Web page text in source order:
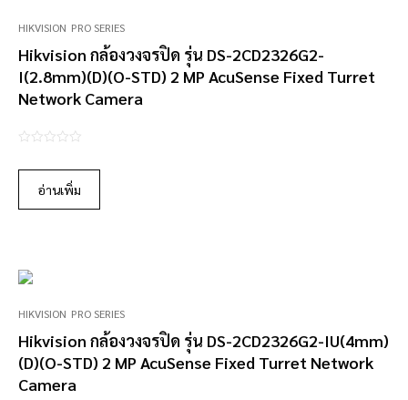
HIKVISION PRO SERIES
Hikvision กล้องวงจรปิด รุ่น DS-2CD2326G2-
I(2.8mm)(D)(O-STD) 2 MP AcuSense Fixed Turret
Network Camera
5
อ่านเพิ่ม
HIKVISION PRO SERIES
Hikvision กล้องวงจรปิด รุ่น DS-2CD2326G2-IU(4mm)
(D)(O-STD) 2 MP AcuSense Fixed Turret Network
Camera